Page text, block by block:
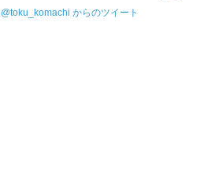
@toku_komachi からのツイート